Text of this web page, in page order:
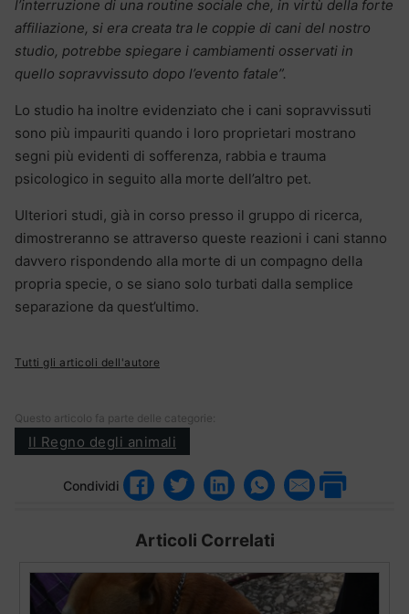
l’interruzione di una routine sociale che, in virtù della forte
affiliazione, si era creata tra le coppie di cani del nostro
studio, potrebbe spiegare i cambiamenti osservati in
quello sopravvissuto dopo l’evento fatale”.
Lo studio ha inoltre evidenziato che i cani sopravvissuti
sono più impauriti quando i loro proprietari mostrano
segni più evidenti di sofferenza, rabbia e trauma
psicologico in seguito alla morte dell’altro pet.
Ulteriori studi, già in corso presso il gruppo di ricerca,
dimostreranno se attraverso queste reazioni i cani stanno
davvero rispondendo alla morte di un compagno della
propria specie, o se siano solo turbati dalla semplice
separazione da quest’ultimo.
Tutti gli articoli dell'autore
Questo articolo fa parte delle categorie:
Il Regno degli animali
Condividi
Articoli Correlati